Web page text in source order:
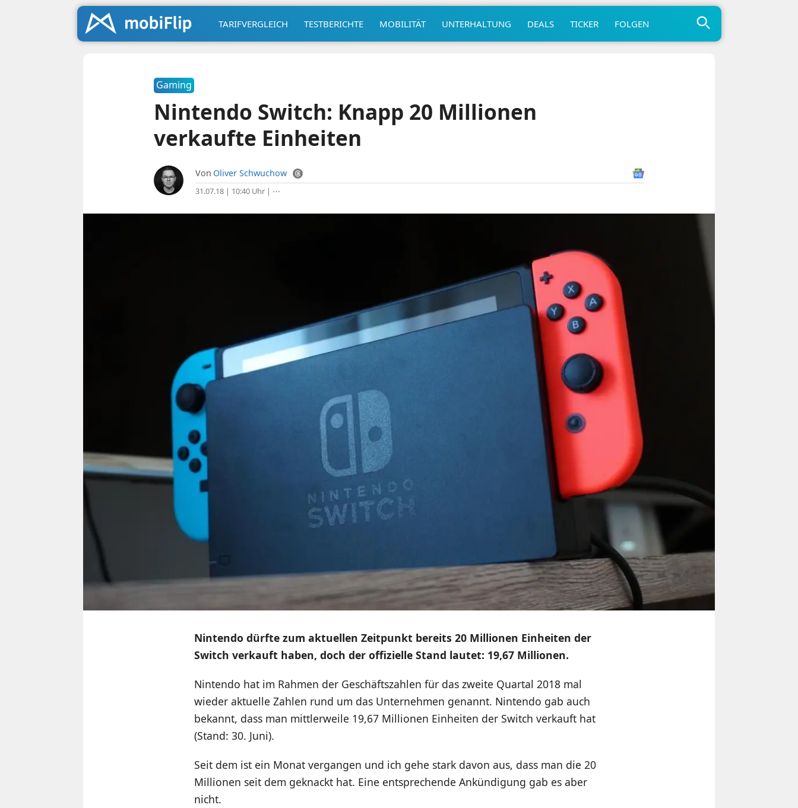
TARIFVERGLEICH TESTBERICHTE MOBILITÄT UNTERHALTUNG DEALS TICKER FOLGEN
Gaming
Nintendo Switch: Knapp 20 Millionen
verkaufte Einheiten
Von Oliver Schwuchow
31.07.18 | 10:40 Uhr| ⋯
Nintendo dürfte zum aktuellen Zeitpunkt bereits 20 Millionen Einheiten der
Switch verkauft haben, doch der offizielle Stand lautet: 19,67 Millionen.
Nintendo hat im Rahmen der Geschäftszahlen für das zweite Quartal 2018 mal
wieder aktuelle Zahlen rund um das Unternehmen genannt. Nintendo gab auch
bekannt, dass man mittlerweile 19,67 Millionen Einheiten der Switch verkauft hat
(Stand: 30. Juni).
Seit dem ist ein Monat vergangen und ich gehe stark davon aus, dass man die 20
Millionen seit dem geknackt hat. Eine entsprechende Ankündigung gab es aber
nicht.